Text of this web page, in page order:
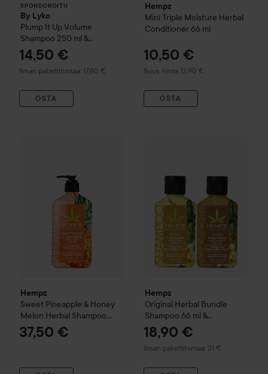
SPONSOROITU
By Lyko
Plump It UpVolume
Shampoo 250 ml &
Conditioner 250 ml
14,50 €
Ilman pakettihintaa: 17,80 €
OSTA
Hempz
Mini Triple Moisture Herbal
Conditioner 66 ml
10,50 €
Suos. hinta 13,90 €
Suositeltu hinta 13,90 €
OSTA
Hempz
Sweet Pineapple & Honey
Melon Herbal Shampoo
500 ml
37,50 €
Hempz
Original Herbal Bundle
Shampoo 66 ml &
Conditioner 66 ml
18,90 €
Ilman pakettihintaa: 21 €